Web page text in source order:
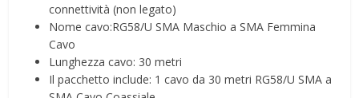
connettività (non legato)
Nome cavo:RG58/U SMA Maschio a SMA Femmina
Cavo
Lunghezza cavo: 30 metri
Il pacchetto include: 1 cavo da 30 metri RG58/U SMA a